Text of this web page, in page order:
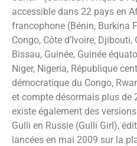
accessible dans 22 pays en
francophone (Bénin, Burkina
Congo, Côte d’Ivoire, Djibouti,
Bissau, Guinée, Guinée
Niger, Nigeria, République
démocratique du Congo,
et compte désormais plus de
existe également des
Gulli en Russie (Gulli Girl),
lancées en mai 2009 sur la